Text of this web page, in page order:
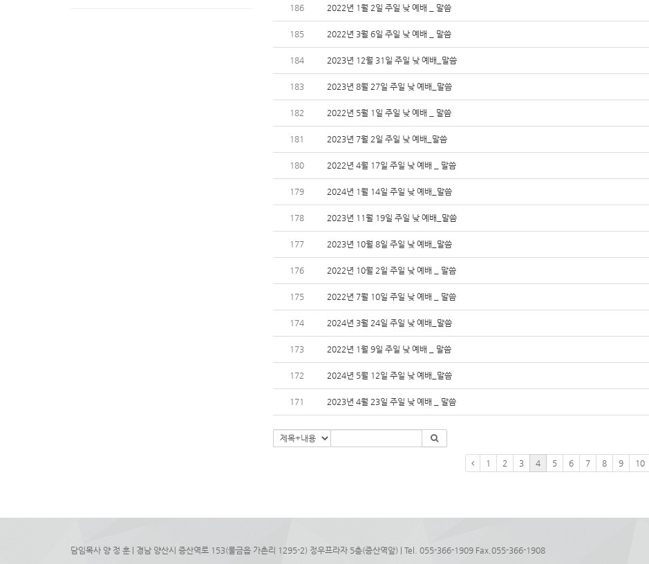
186 2022년 1월 2일 주일 낮 예배 _ 말씀
185 2022년 3월 6일 주일 낮 예배 _ 말씀
184 2023년 12월 31일 주일 낮 예배_말씀
183 2023년 8월 27일 주일 낮 예배_말씀
182 2022년 5월 1일 주일 낮 예배 _ 말씀
181 2023년 7월 2일 주일 낮 예배_말씀
180 2022년 4월 17일 주일 낮 예배 _ 말씀
179 2024년 1월 14일 주일 낮 예배_말씀
178 2023년 11월 19일 주일 낮 예배_말씀
177 2023년 10월 8일 주일 낮 예배_말씀
176 2022년 10월 2일 주일 낮 예배 _ 말씀
175 2022년 7월 10일 주일 낮 예배 _ 말씀
174 2024년 3월 24일 주일 낮 예배_말씀
173 2022년 1월 9일 주일 낮 예배 _ 말씀
172 2024년 5월 12일 주일 낮 예배_말씀
171 2023년 4월 23일 주일 낮 예배 _ 말씀
1 2 3 4 5 6 7 8 9 10
담임목사 양 정 훈 | 경남 양산시 증산역로 153(물금읍 가촌리 1295-2) 정우프라자 5층(증산역앞) | Tel. 055-366-1909 Fax.055-366-1908